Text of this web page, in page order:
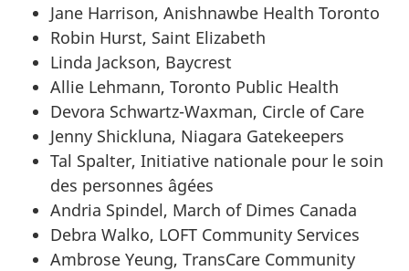
Jane Harrison, Anishnawbe Health Toronto
Robin Hurst, Saint Elizabeth
Linda Jackson, Baycrest
Allie Lehmann, Toronto Public Health
Devora Schwartz-Waxman, Circle of Care
Jenny Shickluna, Niagara Gatekeepers
Tal Spalter, Initiative nationale pour le soin
des personnes âgées
Andria Spindel, March of Dimes Canada
Debra Walko, LOFT Community Services
Ambrose Yeung, TransCare Community